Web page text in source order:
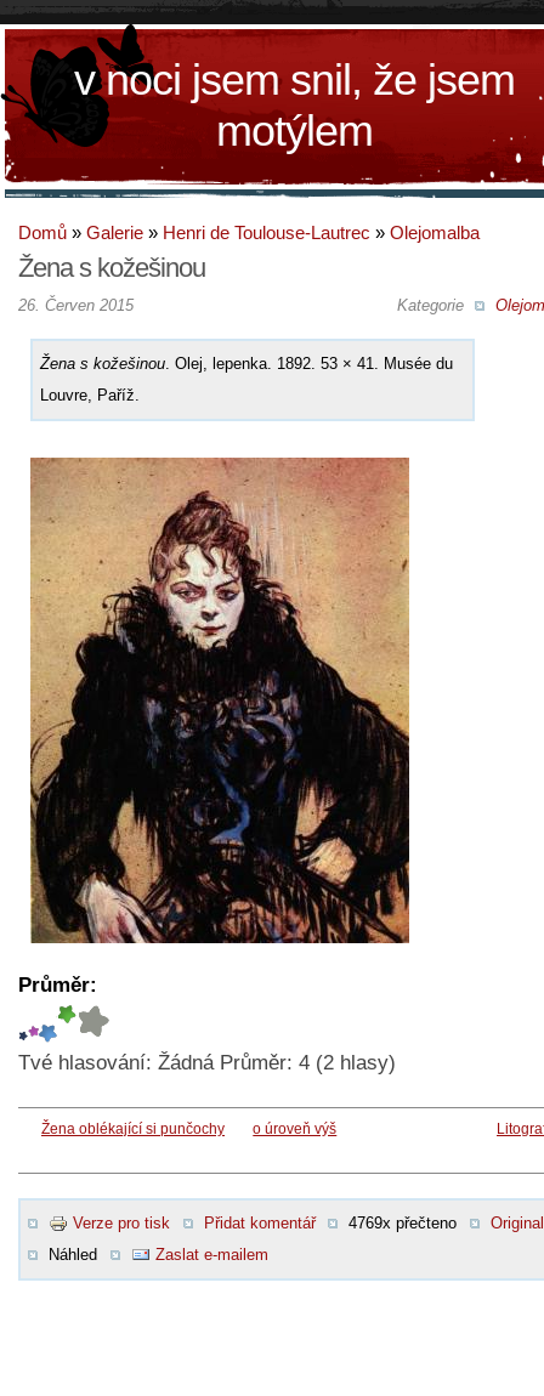
v noci jsem snil, že jsem
motýlem
Domů » Galerie » Henri de Toulouse-Lautrec » Olejomalba
Žena s kožešinou
Kategorie
26. Červen 2015
Žena s kožešinou . Olej, lepenka. 1892. 53 × 41. Musée du
Louvre, Paříž.
Průměr:
Tvé hlasování: Žádná Průměr: 4 (2 hlasy)
Žena oblékající si punčochy o úroveň výš
Verze pro tisk Přidat komentář 4769x přečteno
Original
Náhled
Zaslat e-mailem